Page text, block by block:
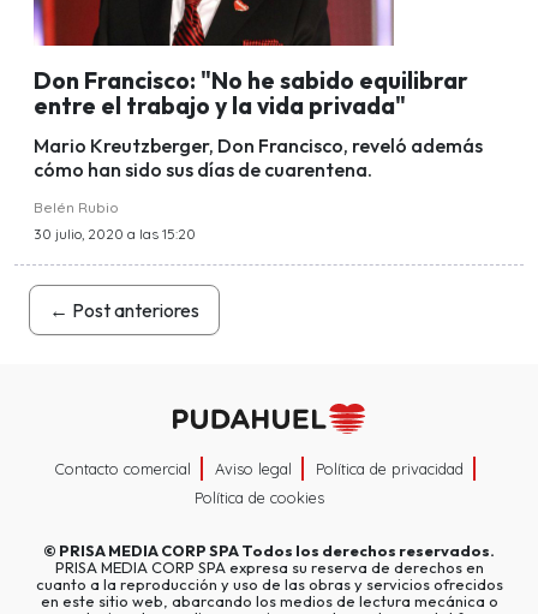
Don Francisco: "No he sabido equilibrar
entre el trabajo y la vida privada"
Mario Kreutzberger, Don Francisco, reveló además
cómo han sido sus días de cuarentena.
Belén Rubio
30 julio, 2020 a las 15:20
← Post anteriores
Contacto comercial Aviso legal
Política de privacidad
Política de cookies
© PRISA MEDIA CORP SPATodos los derechos reservados.
PRISA MEDIA CORP SPA expresa su reserva de derechos en
cuanto a la reproducción y uso de las obras y servicios ofrecidos
en este sitio web, abarcando los medios de lectura mecánica o